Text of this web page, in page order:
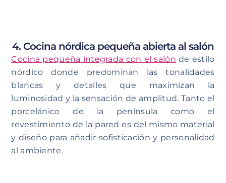
4. Cocina nórdica pequeña abierta al salón
Cocina pequeña integrada con el salón de estilo
nórdico donde predominan las tonalidades
blancas y detalles que maximizan la
luminosidad y la sensación de amplitud. Tanto el
porcelánico de la península como el
revestimiento de la pared es del mismo material
y diseño para añadir sofisticación y personalidad
al ambiente.